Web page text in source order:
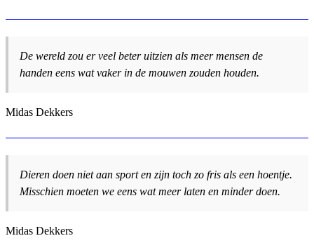
De wereld zou er veel beter uitzien als meer mensen de
handen eens wat vaker in de mouwen zouden houden.
Midas Dekkers
Dieren doen niet aan sport en zijn toch zo fris als een hoentje.
Misschien moeten we eens wat meer laten en minder doen.
Midas Dekkers